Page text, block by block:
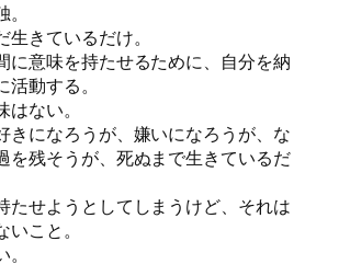
きているだけ。
に意味を持たせるために、自分を納
動する。
ない。
きになろうが、嫌いになろうが、な
を残そうが、死ぬまで生きているだ
たせようとしてしまうけど、それは
こと。